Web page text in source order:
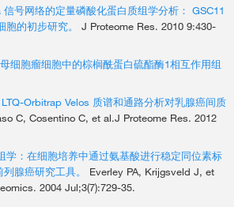
信号网络的定量磷酸化蛋白质组学分析： GSC11
的初步研究。
J Proteome Res. 2010 9:430-
细胞瘤细胞中的棕榈酰蛋白硫酯酶1相互作用组
Orbitrap Velos 质谱和通路分析对乳腺癌间质
C, Cosentino C, et al.J Proteome Res. 2012
学：在细胞培养中通过氨基酸进行稳定同位素标
腺癌研究工具。
Everley PA, Krijgsveld J, et
2004 Jul;3(7):729-35.